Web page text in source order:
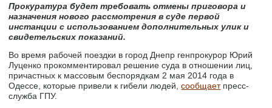
Прокуратура будет требовать отмены приговора и
назначения нового рассмотрения в суде первой
инстанции с использованием дополнительных улик и
свидетельских показаний.
Во время рабочей поездки в город Днепр генпрокурор Юрий
Луценко прокомментировал решение суда в отношении лиц,
причастных к массовым беспорядкам 2 мая 2014 года в
Одессе, которые привели к гибели людей,сообщаетпресс-
служба ГПУ.